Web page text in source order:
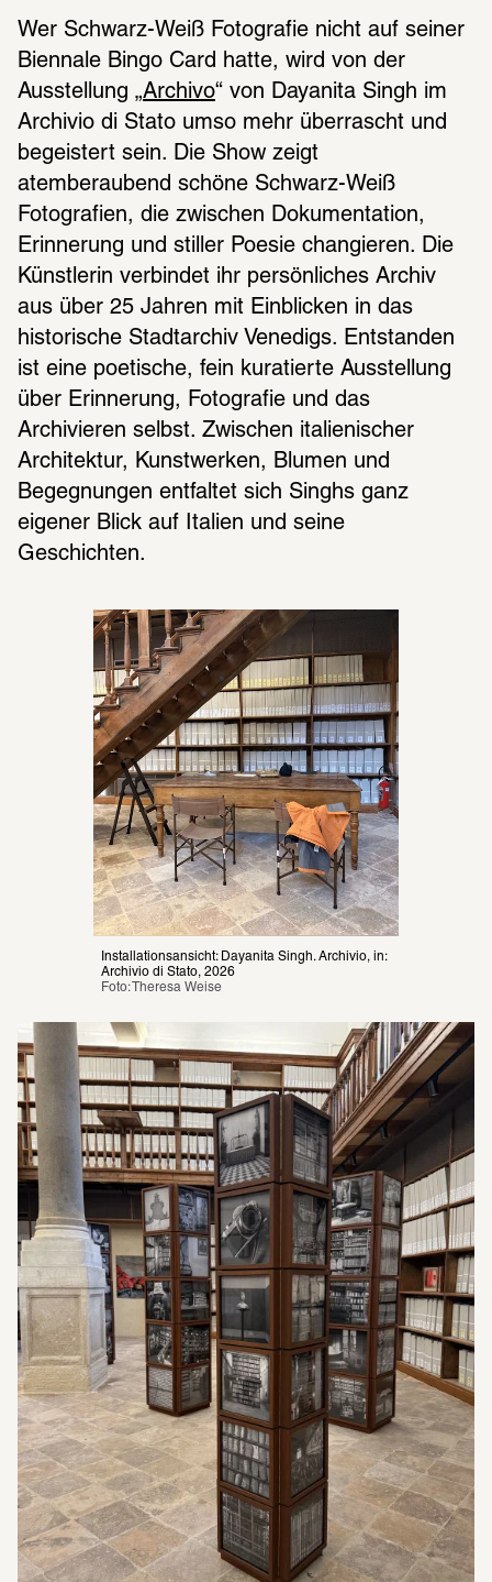
Wer Schwarz-Weiß Fotografie nicht auf seiner
Biennale Bingo Card hatte, wird von der
Ausstellung „Archivo“ von Dayanita Singh im
Archivio di Stato umso mehr überrascht und
begeistert sein. Die Show zeigt
atemberaubend schöne Schwarz-Weiß
Fotografien, die zwischen Dokumentation,
Erinnerung und stiller Poesie changieren. Die
Künstlerin verbindet ihr persönliches Archiv
aus über 25 Jahren mit Einblicken in das
historische Stadtarchiv Venedigs. Entstanden
ist eine poetische, fein kuratierte Ausstellung
über Erinnerung, Fotografie und das
Archivieren selbst. Zwischen italienischer
Architektur, Kunstwerken, Blumen und
Begegnungen entfaltet sich Singhs ganz
eigener Blick auf Italien und seine
Geschichten.
Installationsansicht: Dayanita Singh. Archivio, in:
Archivio di Stato, 2026
Foto: Theresa Weise